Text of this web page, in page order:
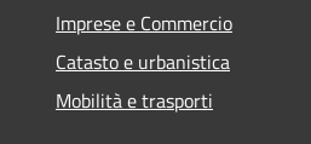
Imprese e Commercio
Catasto e urbanistica
Mobilità e trasporti